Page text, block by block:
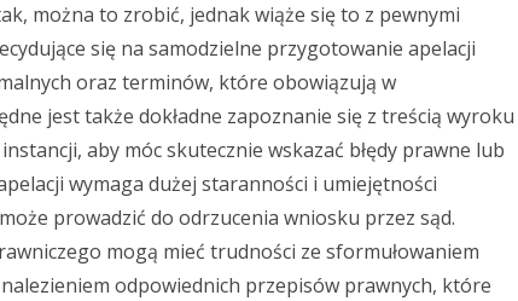
można to zrobić, jednak wiąże się to z pewnymi
się na samodzielne przygotowanie apelacji
oraz terminów, które obowiązują w
jest także dokładne zapoznanie się z treścią wyroku
aby móc skutecznie wskazać błędy prawne lub
wymaga dużej staranności i umiejętności
prowadzić do odrzucenia wniosku przez sąd.
mogą mieć trudności ze sformułowaniem
odpowiednich przepisów prawnych, które